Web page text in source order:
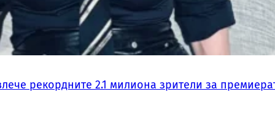
рекордните 2.1 милиона зрители за